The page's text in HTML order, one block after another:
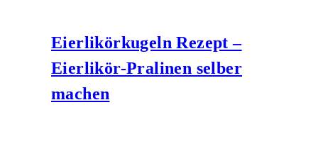
Eierlikörkugeln Rezept –
Eierlikör-Pralinen selber
machen